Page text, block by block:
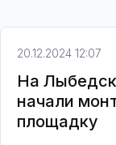
20.12.2024 12:07
На
начали
площадку